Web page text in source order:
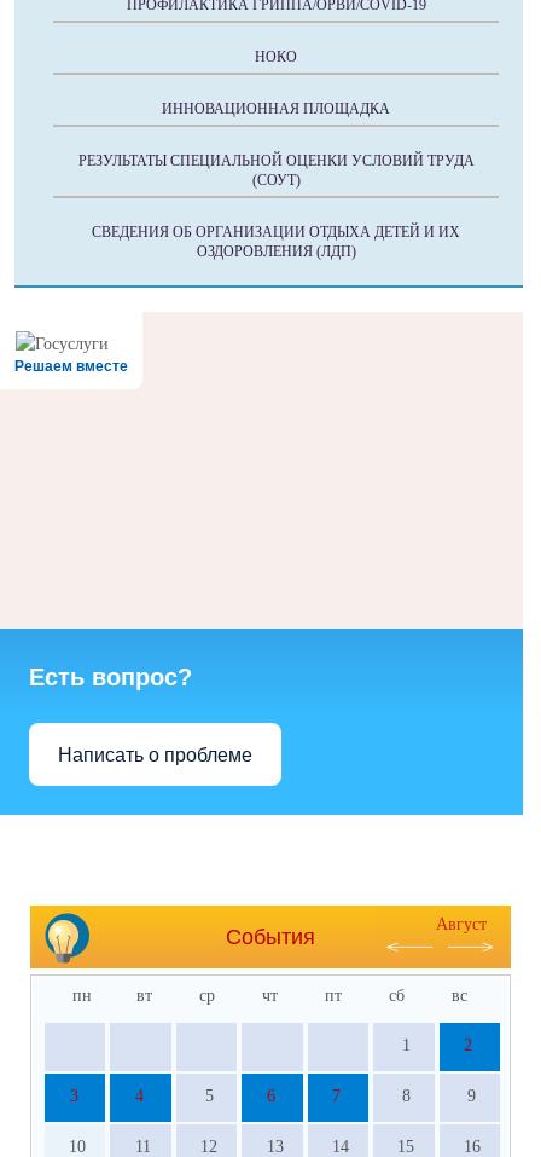
ПРОФИЛАКТИКА ГРИППА/ОРВИ/COVID-19
НОКО
ИННОВАЦИОННАЯ ПЛОЩАДКА
РЕЗУЛЬТАТЫ СПЕЦИАЛЬНОЙ ОЦЕНКИ УСЛОВИЙ ТРУДА
(СОУТ)
СВЕДЕНИЯ ОБ ОРГАНИЗАЦИИ ОТДЫХА ДЕТЕЙ И ИХ
ОЗДОРОВЛЕНИЯ (ЛДП)
Решаем вместе
Есть вопрос?
Написать о проблеме
События
Август
пн вт ср чт пт сб вс
1 2
3 4 5 6 7 8 9
10 11 12 13 14 15 16